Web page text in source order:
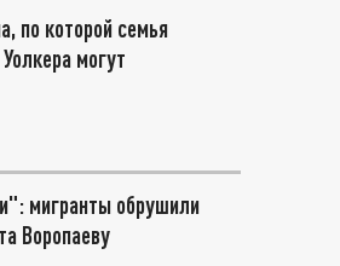
по которой семья
могут
мигранты обрушили
Воропаеву